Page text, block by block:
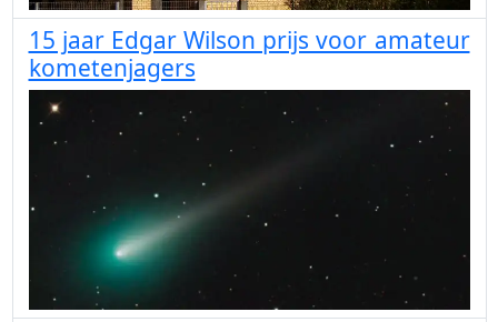
15 jaar Edgar Wilson prijs voor amateur
kometenjagers